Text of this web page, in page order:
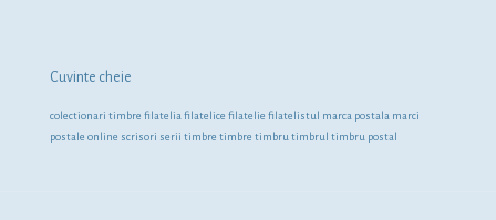
Cuvinte cheie
colectionari timbre filateliafilatelice filatelie filatelistul marca postala marci
postale online scrisori serii timbre timbre timbrutimbrul timbru postal